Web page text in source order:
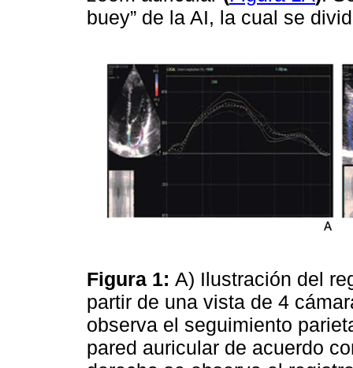
buey” de la AI, la cual se
Figura 1: A) Ilustración del
partir de una vista de 4
observa el seguimiento
pared auricular de acuerdo